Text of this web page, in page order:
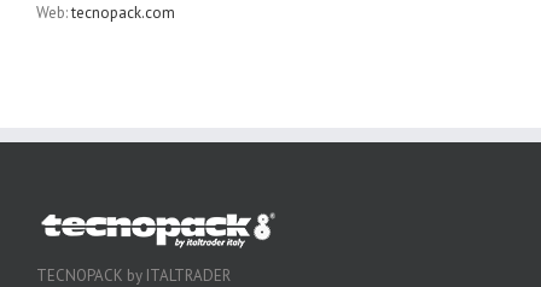
Web:tecnopack.com
TECNOPACK by ITALTRADER